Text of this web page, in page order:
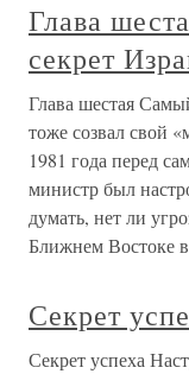
Глава
секрет
Глава шестая
тоже созвал свой
1981 года перед
министр был
думать, нет ли
Ближнем Востоке в
Секрет
Секрет успеха